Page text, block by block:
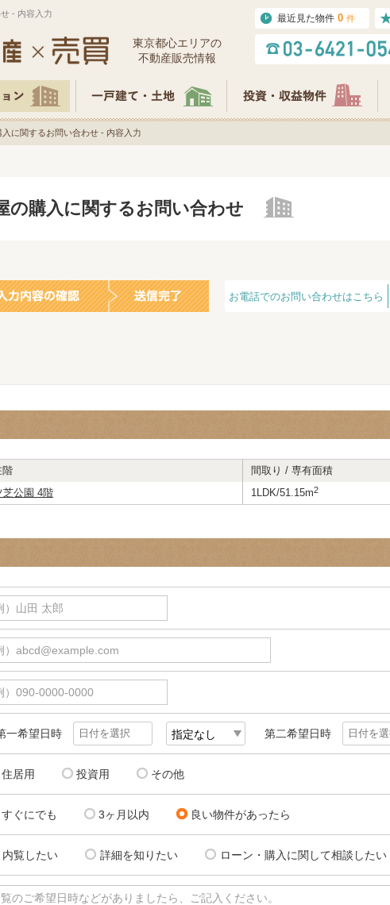
- 内容入力
東京都⼼エリアの
不動産販売情報
最近見た物件 0 件
入に関するお問い合わせ - 内容入力
の購入に関するお問い合わせ
お電話でのお問い合わせはこちら
階
間取り / 専有面積
芝公園 4階 1LDK/51.15m2
）山田 太郎
）abcd@example.com
）090-0000-0000
一希望日時 第二希望日時
住居用 投資用 その他
すぐにでも 3ヶ月以内 良い物件があったら
内覧したい 詳細を知りたい ローン・購入に関して相談したい
のご希望日時などがありましたら、ご記入ください。